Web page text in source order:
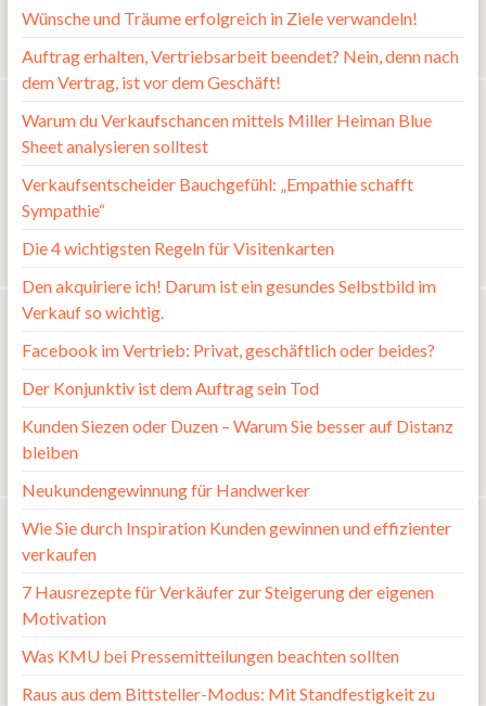
Wünsche und Träume erfolgreich in Ziele verwandeln!
Auftrag erhalten, Vertriebsarbeit beendet? Nein, denn nach
dem Vertrag, ist vor dem Geschäft!
Warum du Verkaufschancen mittels Miller Heiman Blue
Sheet analysieren solltest
Verkaufsentscheider Bauchgefühl: „Empathie schafft
Sympathie“
Die 4 wichtigsten Regeln für Visitenkarten
Den akquiriere ich! Darum ist ein gesundes Selbstbild im
Verkauf so wichtig.
Facebook im Vertrieb: Privat, geschäftlich oder beides?
Der Konjunktiv ist dem Auftrag sein Tod
Kunden Siezen oder Duzen – Warum Sie besser auf Distanz
bleiben
Neukundengewinnung für Handwerker
Wie Sie durch Inspiration Kunden gewinnen und effizienter
verkaufen
7 Hausrezepte für Verkäufer zur Steigerung der eigenen
Motivation
Was KMU bei Pressemitteilungen beachten sollten
Raus aus dem Bittsteller-Modus: Mit Standfestigkeit zu